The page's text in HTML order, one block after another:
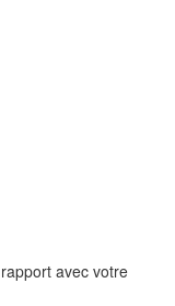
avec votre